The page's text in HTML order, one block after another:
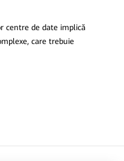
centre de date implică
care trebuie